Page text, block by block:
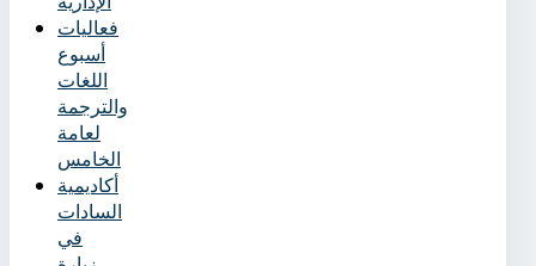
فعاليات
أسبوع
اللغات
والترجمة
لعامة
الخامس
أكاديمية
السادات
في